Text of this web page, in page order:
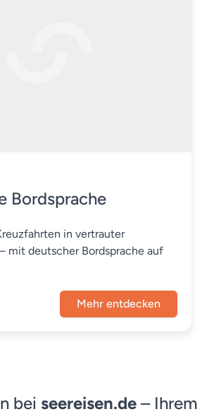
Bordsprache
in vertrauter
mit deutscher Bordsprache auf
Mehr entdecken
bei seereisen.de– Ihrem